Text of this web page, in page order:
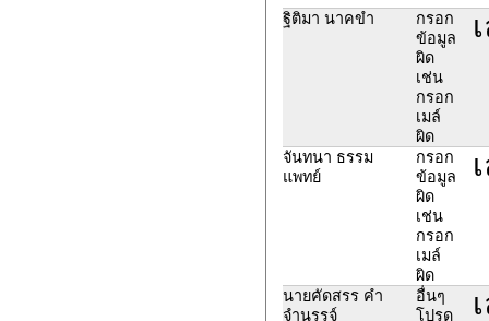
ฐิติมา นาคขำ
กรอก
ข้อมูล
ผิด
เช่น
กรอก
เมล์
ผิด
จันทนา ธรรม
แพทย์
กรอก
ข้อมูล
ผิด
เช่น
กรอก
เมล์
ผิด
นายคัดสรร คำ
จำนรรจ์
อื่นๆ
โปรด